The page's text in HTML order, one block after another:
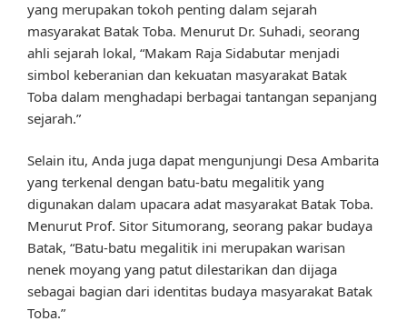
yang merupakan tokoh penting dalam sejarah
masyarakat Batak Toba. Menurut Dr. Suhadi, seorang
ahli sejarah lokal, “Makam Raja Sidabutar menjadi
simbol keberanian dan kekuatan masyarakat Batak
Toba dalam menghadapi berbagai tantangan sepanjang
sejarah.”
Selain itu, Anda juga dapat mengunjungi Desa Ambarita
yang terkenal dengan batu-batu megalitik yang
digunakan dalam upacara adat masyarakat Batak Toba.
Menurut Prof. Sitor Situmorang, seorang pakar budaya
Batak, “Batu-batu megalitik ini merupakan warisan
nenek moyang yang patut dilestarikan dan dijaga
sebagai bagian dari identitas budaya masyarakat Batak
Toba.”